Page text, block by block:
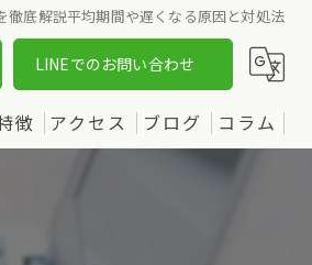
徹底解説平均期間や遅くなる原因と対処法
LINEでのお問い合わせ
徴 アクセス ブログ コラム